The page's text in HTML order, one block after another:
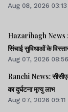
Aug 08, 2026
Hazaribagh News :
सिंचाई सुविधाओं के
Aug 07, 2026
Ranchi News:
का दुर्घटना मृत्यु लाभ
Aug 07, 2026 09:11